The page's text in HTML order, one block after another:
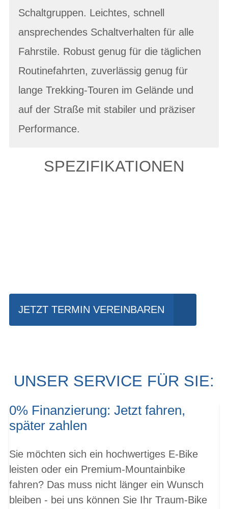
Schaltgruppen. Leichtes, schnell
ansprechendes Schaltverhalten für alle
Fahrstile. Robust genug für die täglichen
Routinefahrten, zuverlässig genug für
lange Trekking-Touren im Gelände und
auf der Straße mit stabiler und präziser
Performance.
SPEZIFIKATIONEN
JETZT TERMIN VEREINBAREN
UNSER SERVICE FÜR SIE:
0% Finanzierung: Jetzt fahren,
später zahlen
Sie möchten sich ein hochwertiges E-Bike
leisten oder ein Premium-Mountainbike
fahren? Das muss nicht länger ein Wunsch
bleiben - bei uns können Sie Ihr Traum-Bike